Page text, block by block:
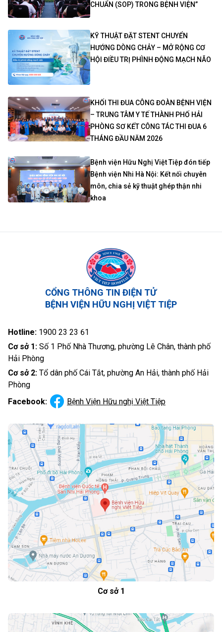
CHUẨN (SOP) TRONG BỆNH VIỆN”
KỸ THUẬT ĐẶT STENT CHUYỂN
HƯỚNG DÒNG CHẢY – MỞ RỘNG CƠ
HỘI ĐIỀU TRỊ PHÌNH ĐỘNG MẠCH NÃO
KHỐI THI ĐUA CÔNG ĐOÀN BỆNH VIỆN
– TRUNG TÂM Y TẾ THÀNH PHỐ HẢI
PHÒNG SƠ KẾT CÔNG TÁC THI ĐUA 6
THÁNG ĐẦU NĂM 2026
Bệnh viện Hữu Nghị Việt Tiệp đón tiếp
Bệnh viện Nhi Hà Nội: Kết nối chuyên
môn, chia sẻ kỹ thuật ghép thận nhi
khoa
CỔNG THÔNG TIN ĐIỆN TỬ
BỆNH VIỆN HỮU NGHỊ VIỆT TIỆP
Hotline: 1900 23 23 61
Cơ sở 1: Số 1 Phố Nhà Thương, phường Lê Chân, thành phố
Hải Phòng
Cơ sở 2: Tổ dân phố Cái Tắt, phường An Hải, thành phố Hải
Phòng
Facebook:
Bệnh Viện Hữu nghị Việt Tiệp
Cơ sở 1